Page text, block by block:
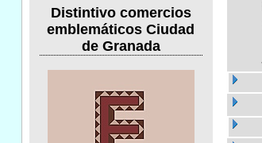
Distintivo comercios
emblemáticos Ciudad
de Granada